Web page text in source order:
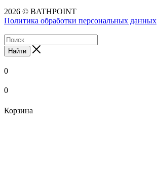
2026 © BATHPOINT
Политика обработки персональных данных
Найти
0
0
Корзина